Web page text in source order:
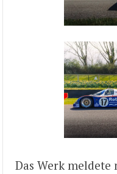
Das Werk meldete